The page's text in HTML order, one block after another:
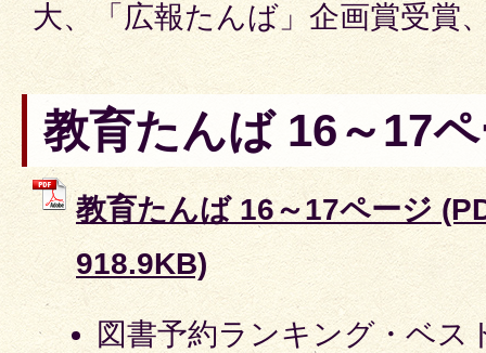
大、「広報たんば」企画賞受賞
教育たんば 16～17
教育たんば 16～17ページ
918.9KB)
図書予約ランキング・ベス